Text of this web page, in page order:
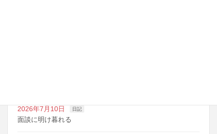
2026年7月10日 日記
面談に明け暮れる